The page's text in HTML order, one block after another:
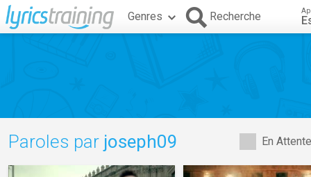
Genres Recherche
En
Paroles par joseph09